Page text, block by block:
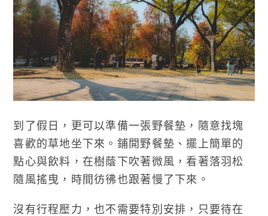
到了假日，更可以準備一張野餐墊，隨意找塊
喜歡的草地坐下來。鋪開野餐墊、擺上簡單的
點心與飲料，在樹蔭下吹著微風，看著落羽松
隨風搖曳，時間彷彿也跟著慢了下來。
沒有行程壓力，也不需要特別安排，只要待在